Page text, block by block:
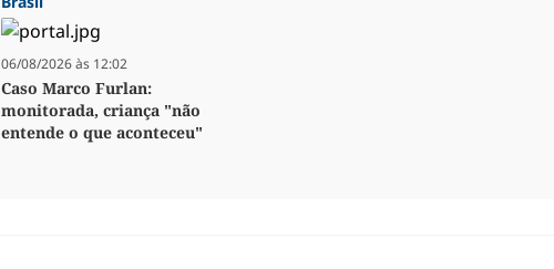
06/08/2026 às 12:02
Caso Marco Furlan:
monitorada, criança "não
entende o que aconteceu"